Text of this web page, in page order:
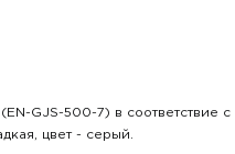
GJS-500-7) в соответствие
цвет - серый.